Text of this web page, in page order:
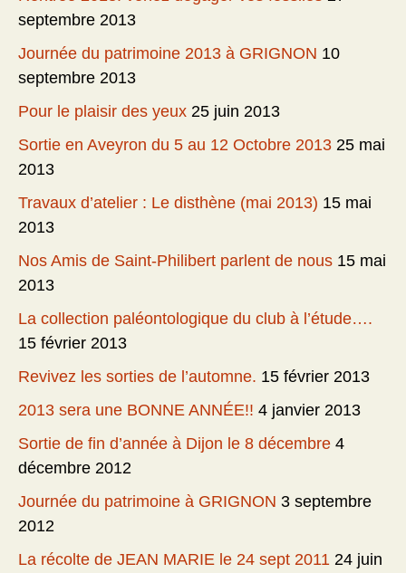
septembre 2013
Journée du patrimoine 2013 à GRIGNON 10
septembre 2013
Pour le plaisir des yeux 25 juin 2013
Sortie en Aveyron du 5 au 12 Octobre 2013 25 mai
2013
Travaux d’atelier : Le disthène (mai 2013) 15 mai
2013
Nos Amis de Saint-Philibert parlent de nous 15 mai
2013
La collection paléontologique du club à l’étude….
15 février 2013
Revivez les sorties de l’automne. 15 février 2013
2013 sera une BONNE ANNÉE!! 4 janvier 2013
Sortie de fin d’année à Dijon le 8 décembre 4
décembre 2012
Journée du patrimoine à GRIGNON 3 septembre
2012
La récolte de JEAN MARIE le 24 sept 2011 24 juin